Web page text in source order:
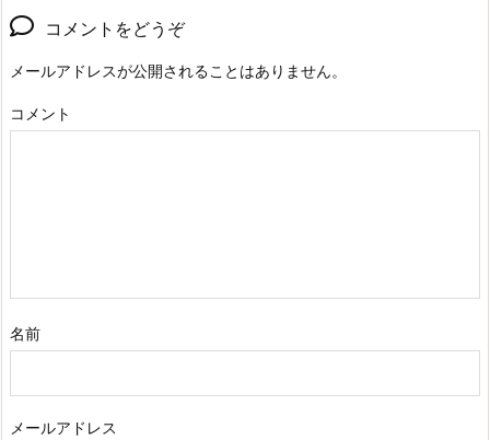
コメントをどうぞ
メールアドレスが公開されることはありません。
コメント
名前
メールアドレス